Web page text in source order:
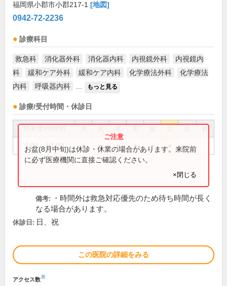
福岡県小郡市小郡217-1 [地図]
0942-72-2236
診療科目
救急科 消化器外科 消化器内科 内視鏡外科
内視鏡内
科
緩和ケア外科 緩和ケア内科 化学療法外科
化学療法
内科
呼吸器内科 もっと見る
診療/受付時間・休診日
祝
9:00～12:00 ● ● ● ● ●
お盆(8月中旬)は休診・休業の場合があります。来院前
に必ず医療機関に直接ご確認ください。
×閉じる
備考:
・時間外は救急対応優先のため待ち時間が長く
なる場合があります。
休診日: 日、祝
この医院の詳細をみる
アクセス数※